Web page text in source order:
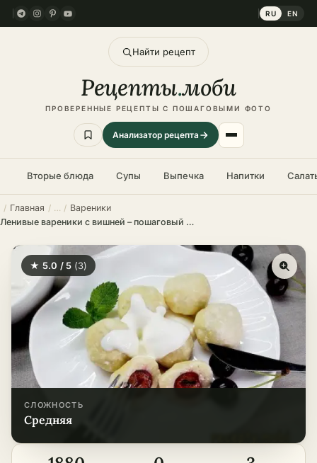
RU EN
Найти рецепт
Рецепты.моби
ПРОВЕРЕННЫЕ РЕЦЕПТЫ С ПОШАГОВЫМИ ФОТО
Анализатор рецепта
Вторые блюда Супы Выпечка Напитки
Главная
Вареники
Ленивые вареники с вишней – пошаговый рецепт
★ 5.0 / 5 (3)
СЛОЖНОСТЬ
средняя